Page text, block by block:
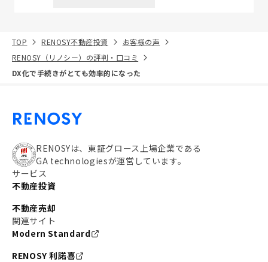
TOP RENOSY不動産投資
お客様の声
RENOSY（リノシー）の評判・口コミ
DX化で手続きがとても効率的になった
RENOSYは、東証グロース上場企業である
GA technologiesが運営しています。
サービス
不動産投資
不動産売却
関連サイト
Modern Standard
RENOSY 利諾喜